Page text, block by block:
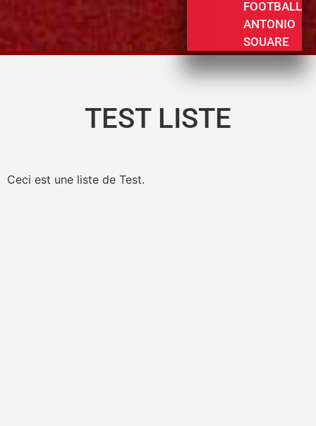
FOOTBALL
ANTONIO
SOUARE
TEST LISTE
Ceci est une liste de Test.